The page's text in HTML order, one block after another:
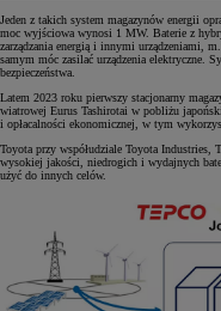
Jeden z takich system magazynów energii
moc wyjściowa wynosi 1 MW. Baterie z
zarządzania energią i innymi urządzeniami,
samym móc zasilać urządzenia elektryczne.
bezpieczeństwa.
Latem 2023 roku pierwszy stacjonarny
wiatrowej Eurus Tashirotai w pobliżu
i opłacalności ekonomicznej, w tym
Toyota przy współudziale Toyota Industries,
wysokiej jakości, niedrogich i wydajnych
użyć do innych celów.